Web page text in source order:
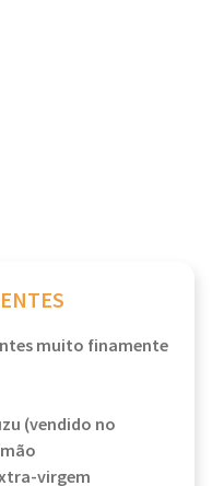
muito finamente
(vendido no
virgem